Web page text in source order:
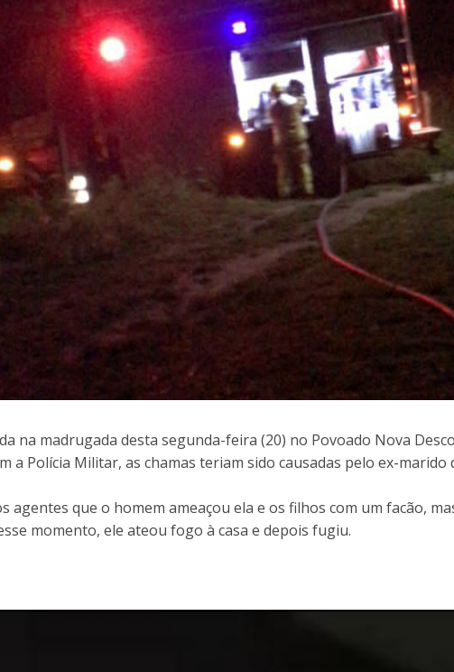
na madrugada desta segunda-feira (20) no Povoado Nova
a Polícia Militar, as chamas teriam sido causadas pelo ex-marido
agentes que o homem ameaçou ela e os filhos com um facão,
momento, ele ateou fogo à casa e depois fugiu.